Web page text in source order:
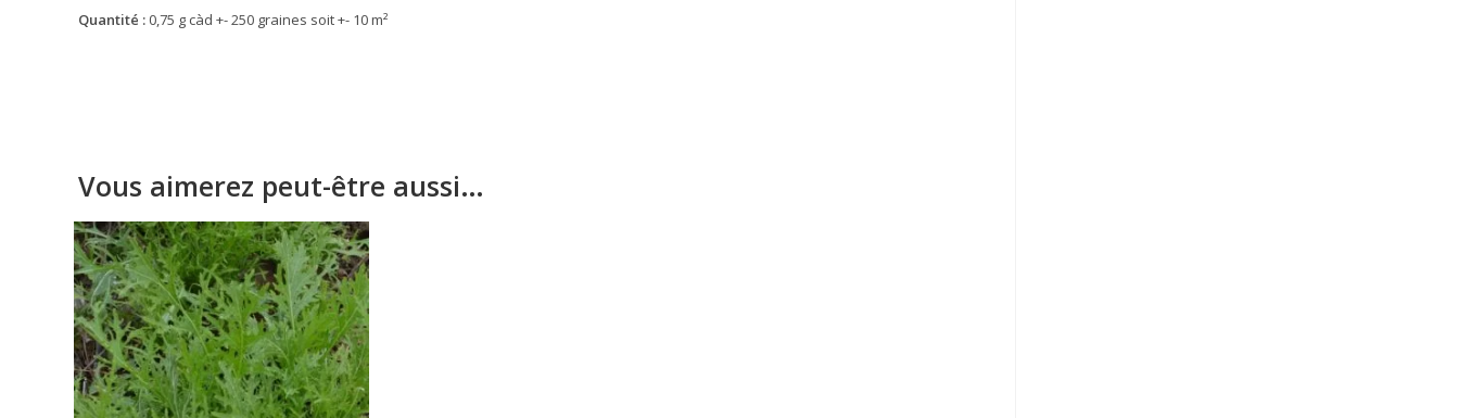
Quantité : 0,75 g càd +- 250 graines soit +- 10 m²
Vous aimerez peut-être aussi…